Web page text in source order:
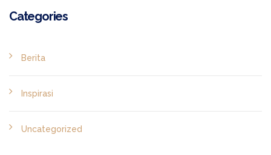
Categories
Berita
Inspirasi
Uncategorized